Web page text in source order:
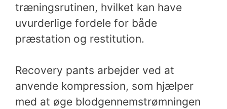
træningsrutinen, hvilket kan have
uvurderlige fordele for både
præstation og restitution.
Recovery pants arbejder ved at
anvende kompression, som hjælper
med at øge blodgennemstrømningen